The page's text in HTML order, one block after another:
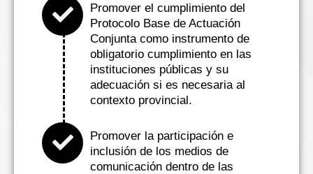
Promover el cumplimiento del
Protocolo Base de Actuación
Conjunta como instrumento de
obligatorio cumplimiento en las
instituciones públicas y su
adecuación si es necesaria al
contexto provincial.
Promover la participación e
inclusión de los medios de
comunicación dentro de las